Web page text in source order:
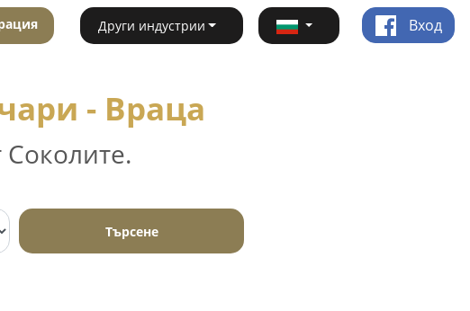
Други индустрии Вход
- Враца
Търсене